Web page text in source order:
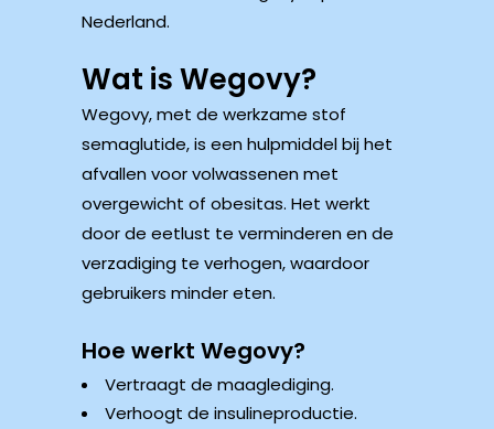
Nederland.
Wat is Wegovy?
Wegovy, met de werkzame stof
semaglutide, is een hulpmiddel bij het
afvallen voor volwassenen met
overgewicht of obesitas. Het werkt
door de eetlust te verminderen en de
verzadiging te verhogen, waardoor
gebruikers minder eten.
Hoe werkt Wegovy?
Vertraagt de maaglediging.
Verhoogt de insulineproductie.